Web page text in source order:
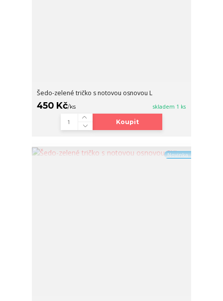
Šedo-zelené tričko s notovou osnovou L
450 Kč/ks skladem 1 ks
Koupit
Novinka